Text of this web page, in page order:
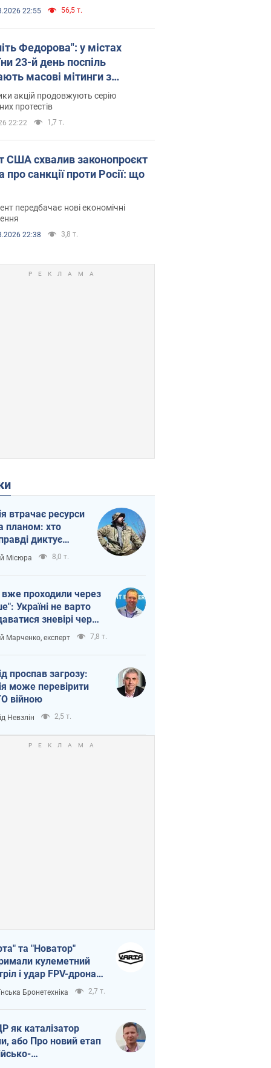
22:55 56,5 т.
Федорова": у містах
23-й день поспіль
масові мітинги з
Фото і відео
акцій продовжують серію
протестів
22:22 1,7 т.
США схвалив законопроєкт
про санкції проти Росії: що
передбачає нові економічні
22:38 3,8 т.
втрачає ресурси
планом: хто
диктує
війни
Місюра 8,0 т.
проходили через
Україні не варто
зневірі через
терор
Марченко, експерт 7,8 т.
проспав загрозу:
може перевірити
війною
Невзлін 2,5 т.
та "Новатор"
кулеметний
і удар FPV-дрона,
життя
ЗСУ
Бронетехніка 2,7 т.
як каталізатор
або Про новий етап